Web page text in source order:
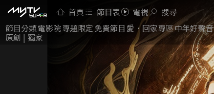
首頁 節目表 電視 搜尋
節目分類電影院專題限定免費節目 愛．回家專區中年好聲音
原創 | 獨家